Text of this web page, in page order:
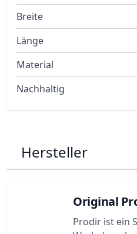
Breite
Länge
Material
Nachhaltig
Hersteller
Original
Prodir ist ein